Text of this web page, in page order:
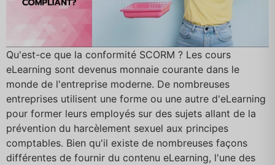
Qu'est-ce que la conformité SCORM ? Les cours
eLearning sont devenus monnaie courante dans le
monde de l'entreprise moderne. De nombreuses
entreprises utilisent une forme ou une autre d'eLearning
pour former leurs employés sur des sujets allant de la
prévention du harcèlement sexuel aux principes
comptables. Bien qu'il existe de nombreuses façons
différentes de fournir du contenu eLearning, l'une des